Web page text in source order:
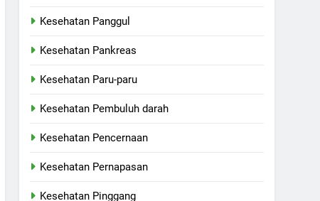
Kesehatan Panggul
Kesehatan Pankreas
Kesehatan Paru-paru
Kesehatan Pembuluh darah
Kesehatan Pencernaan
Kesehatan Pernapasan
Kesehatan Pinggang